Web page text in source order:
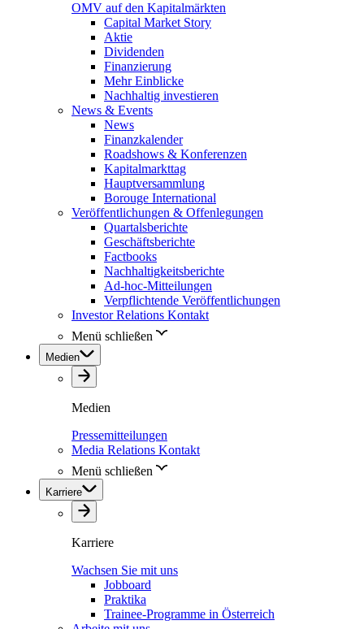
OMV auf den Kapitalmärkten
Capital Market Story
Aktie
Dividenden
Finanzierung
Mehr Einblicke
Nachhaltig investieren
News & Events
News
Finanzkalender
Roadshows & Konferenzen
Kapitalmarkttag
Hauptversammlung
Borouge International
Veröffentlichungen & Offenlegungen
Quartalsberichte
Geschäftsberichte
Factbooks
Nachhaltigkeitsberichte
Ad-hoc-Mitteilungen
Verpflichtende Veröffentlichungen
Investor Relations Kontakt
Menü schließen
Medien
Medien
Pressemitteilungen
Media Relations Kontakt
Menü schließen
Karriere
Karriere
Wachsen Sie mit uns
Jobboard
Praktika
Trainee-Programme in Österreich